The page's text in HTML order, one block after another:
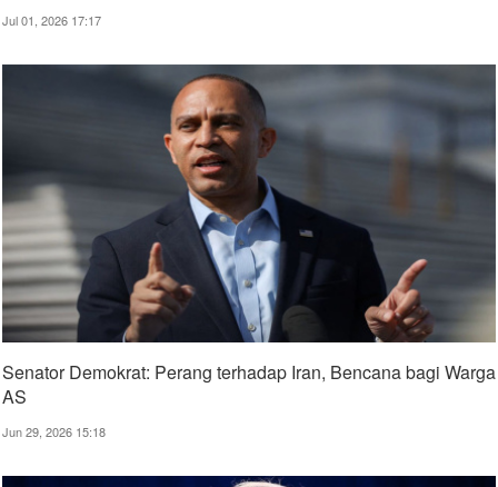
Jul 01, 2026 17:17
Senator Demokrat: Perang terhadap Iran, Bencana bagi Warga
AS
Jun 29, 2026 15:18